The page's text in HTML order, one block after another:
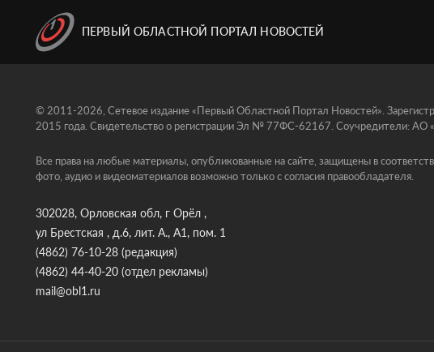
ПЕРВЫЙ ОБЛАСТНОЙ ПОРТАЛ НОВОСТЕЙ
© 2011-2026, Сетевое издание «Первый Областной Портал Новостей».
2015 года. Свидетельство о регистрации Эл № 77ФС-62167. Соучредители: АО
Все права на любые материалы, опубликованные на сайте, защищены в
фото, аудио и видеоматериалов возможно только с согласия правообладателя.
302028, Орловская обл, г Орёл ,
ул Брестская , д.6, лит. А., А1, пом. 1
(4862) 76-10-28 (редакция)
(4862) 44-40-20 (отдел рекламы)
mail@obl1.ru